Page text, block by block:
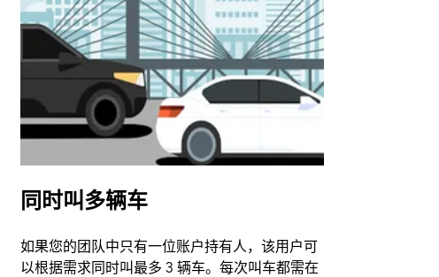
同时叫多辆车
如果您的团队中只有一位账户持有人，该用户可
以根据需求同时叫最多 3 辆车。每次叫车都需在